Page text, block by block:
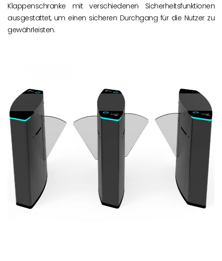
Klappenschranke mit verschiedenen Sicherheitsfunktionen
ausgestattet, um einen sicheren Durchgang für die Nutzer zu
gewährleisten.